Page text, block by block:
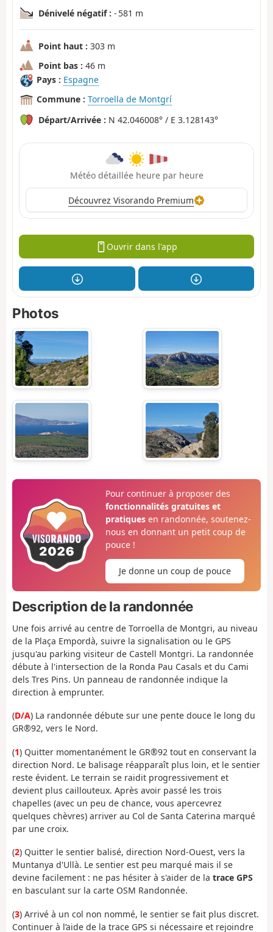
Dénivelé négatif : - 581 m
Point haut : 303 m
Point bas : 46 m
Pays : Espagne
Commune : Torroella de Montgrí
Départ/Arrivée : N 42.046008° / E 3.128143°
Météo détaillée heure par heure
Découvrez Visorando Premium
Ouvrir dans l'app
Photos
Pour continuer à proposer des
fonctionnalités gratuites et
pratiquesen randonnée, soutenez-
nous en donnant un petit coup de
pouce !
Je donne un coup de pouce
Description de la randonnée
Une fois arrivé au centre de Torroella de Montgri, au niveau
de la Plaça Empordà, suivre la signalisation ou le GPS
jusqu'au parking visiteur de Castell Montgri. La randonnée
débute à l'intersection de la Ronda Pau Casals et du Cami
dels Tres Pins. Un panneau de randonnée indique la
direction à emprunter.
(D/A) La randonnée débute sur une pente douce le long du
GR®92, vers le Nord.
(1) Quitter momentanément le GR®92 tout en conservant la
direction Nord. Le balisage réapparaît plus loin, et le sentier
reste évident. Le terrain se raidit progressivement et
devient plus caillouteux. Après avoir passé les trois
chapelles (avec un peu de chance, vous apercevrez
quelques chèvres) arriver au Col de Santa Caterina marqué
par une croix.
(2) Quitter le sentier balisé, direction Nord-Ouest, vers la
Muntanya d'Ullà. Le sentier est peu marqué mais il se
devine facilement : ne pas hésiter à s'aider de la trace GPS
en basculant sur la carte OSM Randonnée.
(3) Arrivé à un col non nommé, le sentier se fait plus discret.
Continuer à l’aide de la trace GPS si nécessaire et rejoindre